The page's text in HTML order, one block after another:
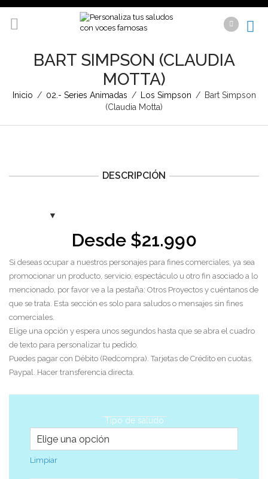
BART SIMPSON (CLAUDIA
MOTTA)
Inicio / 02.- Series Animadas / Los Simpson / Bart Simpson
(Claudia Motta)
DESCRIPCIÓN
Desde $21.990
Si deseas ocupar a nuestros personajes para fines comerciales, ya sea
promocionar un producto, servicio, espectáculo u otro fin asociado a lo
mencionado, por favor ve a la pestaña: Otros Proyectos y cuéntanos de
que se trata. Esta sección es solo para saludos o mensajes sin fines
comerciales.
Elige una opción y espera unos segundos hasta que se abra el cuadro
de texto para personalizar tu pedido.
Puedes pagar con Débito (Redcompra). Tarjetas de Crédito en cuotas.
Paypal. Hacer transferencia directa.
Tipo de saludo
Limpiar